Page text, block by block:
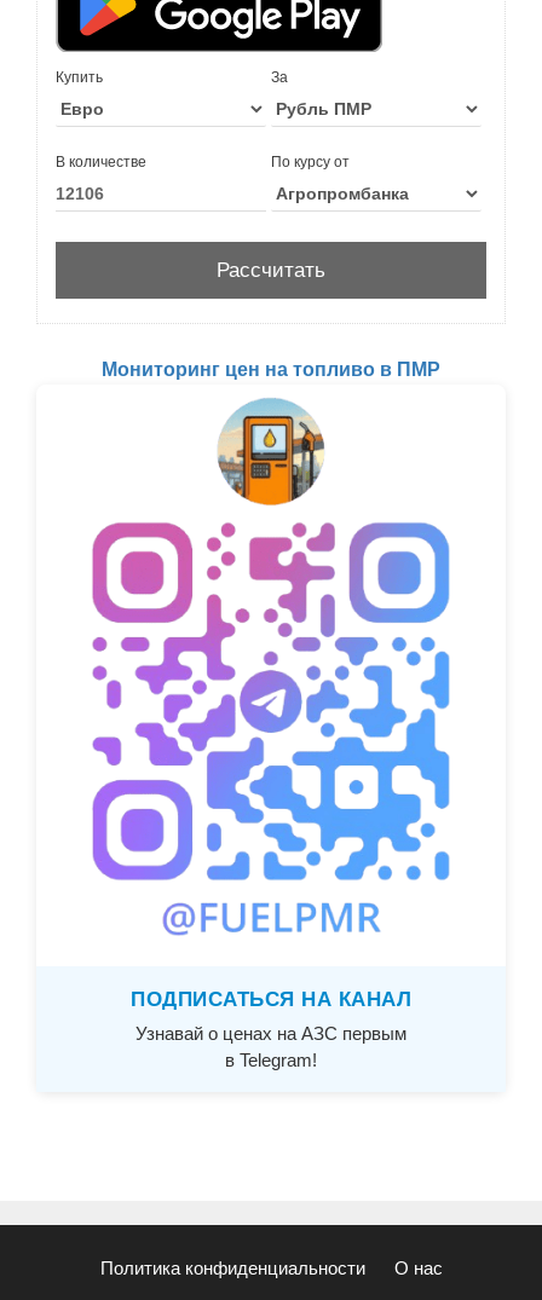
Купить За
В количестве По курсу от
Мониторинг цен на топливо в ПМР
ПОДПИСАТЬСЯ НА КАНАЛ
Узнавай о ценах на АЗС первым
в Telegram!
Политика конфиденциальности О нас